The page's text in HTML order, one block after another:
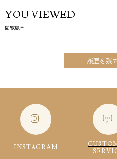
YOU VIEWED
閲覧履歴
履歴を残
INSTAGRAM